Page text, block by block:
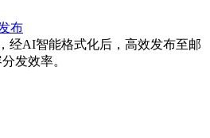
布
经AI智能格式化后，高效发布至邮
发效率。